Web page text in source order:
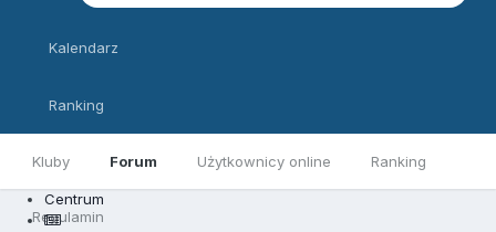
Kluby Forum Użytkownicy online Ranking
Regulamin
Kalendarz
Ranking
Centrum